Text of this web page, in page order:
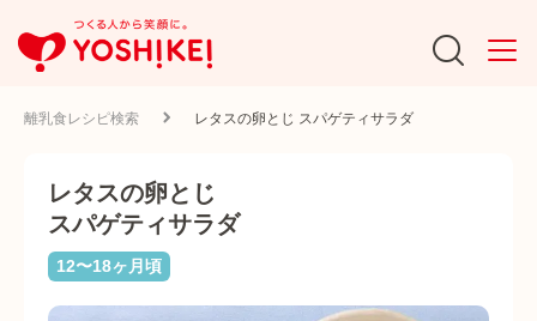
離乳食レシピ検索 レタスの卵とじ スパゲティサラダ
レタスの卵とじ
スパゲティサラダ
12〜18ヶ月頃